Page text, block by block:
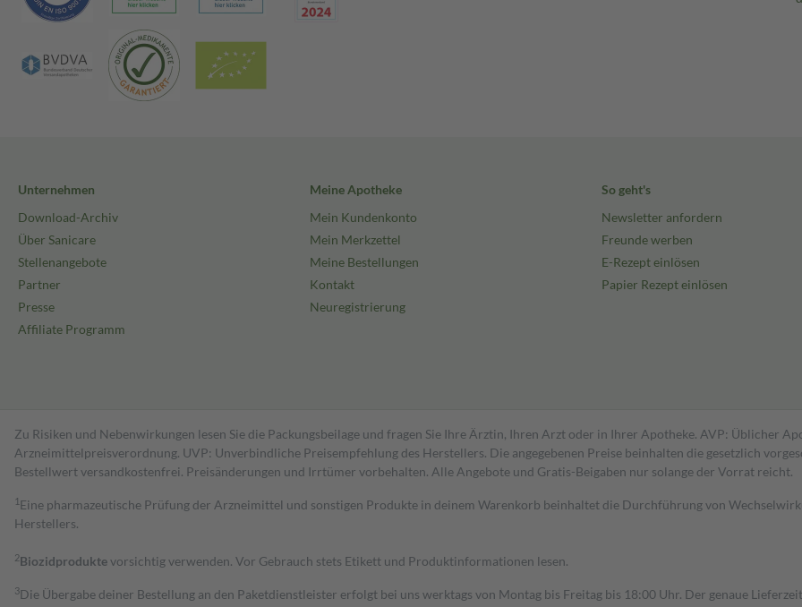
Unternehmen
Download-Archiv
Über Sanicare
Stellenangebote
Partner
Presse
Affiliate Programm
Meine Apotheke
Mein Kundenkonto
Mein Merkzettel
Meine Bestellungen
Kontakt
Neuregistrierung
So geht's
Newsletter anfordern
Freunde werben
E-Rezept einlösen
Papier Rezept einlösen
Zu Risiken und Nebenwirkungen lesen Sie die Packungsbeilage und fragen Sie Ihre Ärztin, Ihren Arzt oder in Ihrer Apotheke. AVP: Üblicher
Arzneimittelpreisverordnung. UVP: Unverbindliche Preisempfehlung des Herstellers. Die angegebenen Preise beinhalten die gesetzlich
Bestell­wert versand­kosten­frei. Preisänderungen und Irrtümer vorbehalten. Alle Angebote und Gratis-Beigaben nur solange der Vorrat reicht.
1 Eine pharmazeutische Prüfung der Arzneimittel und sonstigen Produkte in deinem Warenkorb beinhaltet die Durchführung von
Herstellers.
2Biozidproduktevorsichtig verwenden. Vor Gebrauch stets Etikett und Produktinformationen lesen.
3Die Übergabe deiner Bestellung an den Paketdienstleister erfolgt bei uns werktags von Montag bis Freitag bis 18:00 Uhr. Der genaue